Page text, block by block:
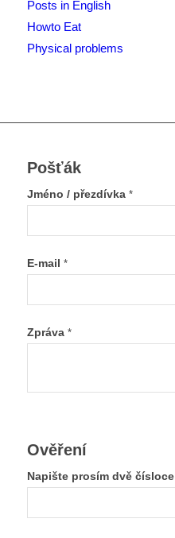
Posts in English
Howto Eat
Physical problems
Pošťák
Jméno / přezdívka *
E-mail *
Zpráva *
Ověření
Napište prosím dvě čísloce